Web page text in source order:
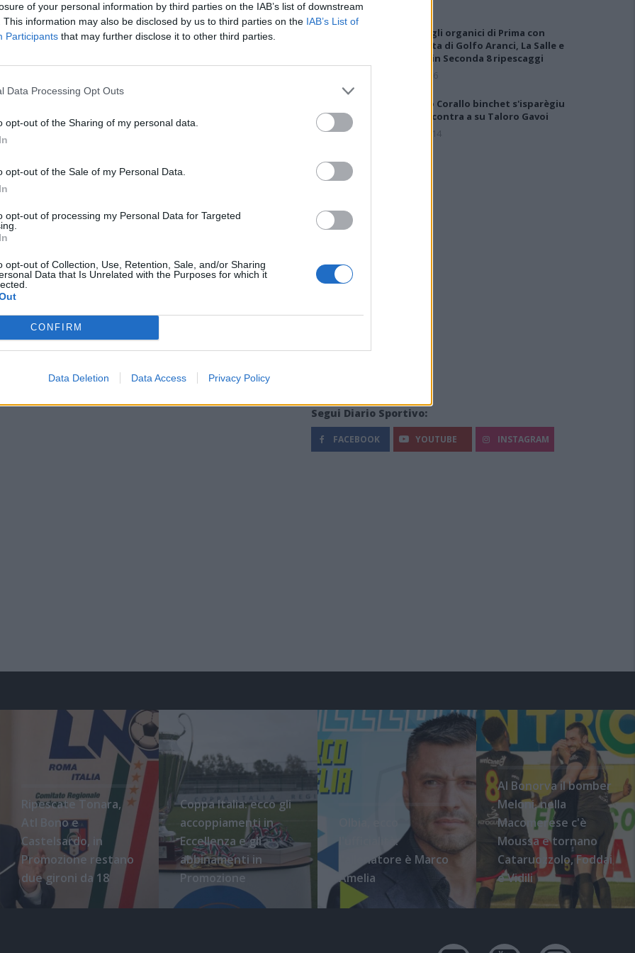
of your personal information by third parties on the IAB’s list of downstream
This information may also be disclosed by us to third parties on the IAB’s List of
Participants that may further disclose it to other third parties.
Data Processing Opt Outs
opt-out of the Sharing of my personal data.
opt-out of the Sale of my Personal Data.
opt-out of processing my Personal Data for Targeted
opt-out of Collection, Use, Retention, Sale, and/or Sharing
Data that Is Unrelated with the Purposes for which it
CONFIRM
Data Deletion Data Access Privacy Policy
Il CR sardo esclude anche l'Olbia:
l'Usinese è in Eccellenza, il Fonni sale
5 Ago 2026
L'Iglesias si rinforza con Papa Seck e
Balbo
La Villacidrese torna in Eccellenza,
Prima
Il Carbonia non si iscrive, Meloni:
«Impossibilitati nel far fronte alle
Definiti gli organici di Prima con
l'aggiunta di Golfo Aranci, La Salle e
Ottava, in Seconda 8 ripescaggi
7 Ago 2026
Su Porto Corallo binchet s'isparègiu
play-off contra a su Taloro Gavoi
27 Apr 2014
Segui Diario Sportivo:
FACEBOOK YOUTUBE INSTAGRAM
Ripescate Tonara,
Atl Bono e
Castelsardo, in
Promozione restano
due gironi da 18
Coppa Italia: ecco gli
accoppiamenti in
Eccellenza e gli
abbinamenti in
Promozione
l'ufficialità:
l'allenatore è Marco
Amelia
Al Bonorva il bomber
Meloni, nella
Macomerese c'è
Moussa e tornano
Cataruozzolo, Foddai
e Vidili